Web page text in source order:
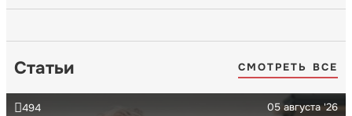
Статьи СМОТРЕТЬ ВСЕ
05 августа '26
494